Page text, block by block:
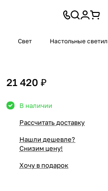
Свет Настольные
21 420 ₽
В наличии
Рассчитать доставку
Нашли дешевле?
Снизим цену!
Хочу в подарок